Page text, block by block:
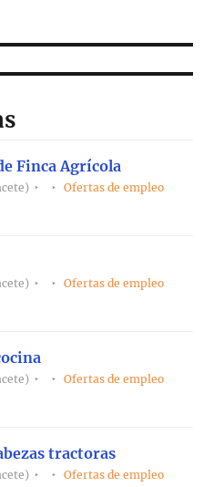
Finca Agrícola
Ofertas de empleo
Ofertas de empleo
Ofertas de empleo
tractoras
Ofertas de empleo